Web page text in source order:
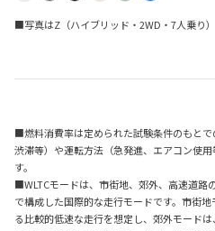
■写真はZ（ハイブリッド・2WD・7人乗り）
■燃料消費率は定められた試験条件のもとで
渋滞等）や運転方法（急発進、エアコン使
す。
■WLTCモードは、市街地、郊外、高速道路
で構成した国際的な走行モードです。市街
る比較的低速な走行を想定し、郊外モード